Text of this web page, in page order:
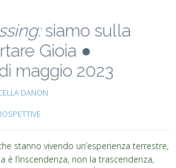
siamo sulla
Gioia ●
maggio 2023
DANON
stanno vivendo un’esperienza terrestre,
è l’inscendenza, non la trascendenza,